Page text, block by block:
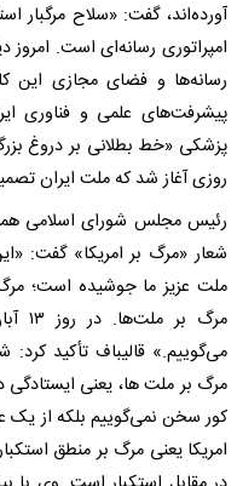
آورده‌اند، گفت: «سلاح مرگبار
امپراتوری رسانه‌ای است. امروز
رسانه‌ها و فضای مجازی این
پیشرفت‌های علمی و فناوری
پزشکی «خط بطلانی بر دروغ
روزی آغاز شد که ملت ایران
رئیس مجلس شورای اسلامی
شعار «مرگ بر امریکا» گفت:
ملت عزیز ما جوشیده است؛ مرگ
مرگ
می‌گوییم.» قالیباف تأکید
کور سخن نمی‌گوییم بلکه از یک